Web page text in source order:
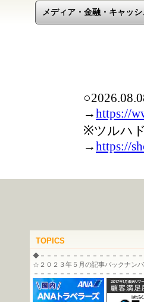
メディア・金融・キャッシ
TOPICS
◆－－－－－－－－－－－－－－－
☆２０２３年５月の記事バックナン
－－－－－－－－－－－－－－－－